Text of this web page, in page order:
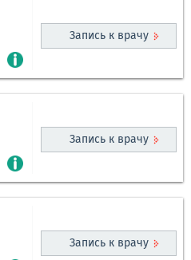
Запись к врачу
Запись к врачу
Запись к врачу